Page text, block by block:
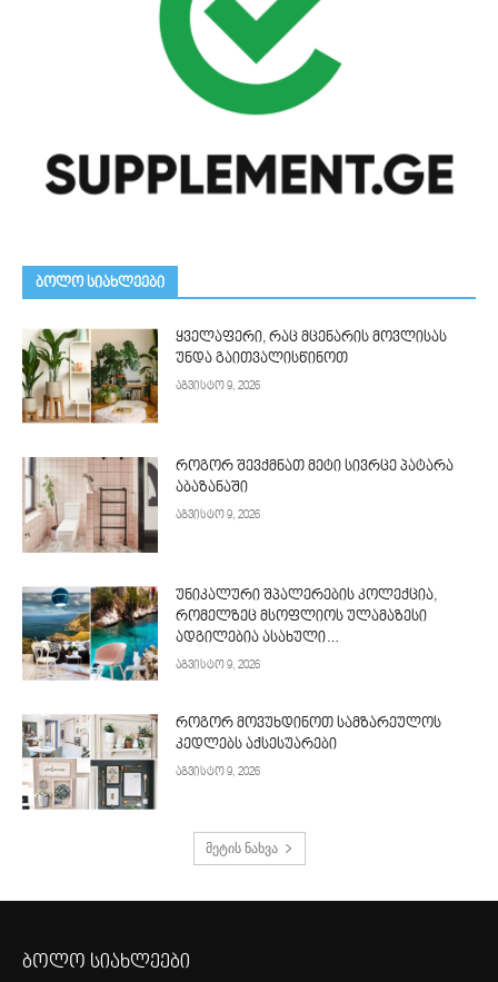
ᲑᲝᲚᲝ ᲡᲘᲐᲮᲚᲔᲔᲑᲘ
ყველაფერი, რაც მცენარის მოვლისას
უნდა გაითვალისწინოთ
აგვისტო 9, 2026
როგორ შევქმნათ მეტი სივრცე პატარა
აბაზანაში
აგვისტო 9, 2026
უნიკალური შპალერების კოლექცია,
რომელზეც მსოფლიოს ულამაზესი
ადგილებია ასახული…
აგვისტო 9, 2026
როგორ მოვუხდინოთ სამზარეულოს
კედლებს აქსესუარები
აგვისტო 9, 2026
მეტის ნახვა
ბოლო სიახლეები